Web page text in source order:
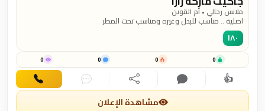
ملابس رجالي • أم القوين
اصلية .. مناسب للبدل وغيره ومناسب تحت المطر
١٨٠
0
0
0
0
👍اهتمام تعليق مشاركة دردشة اتصال
مشاهدة الإعلان